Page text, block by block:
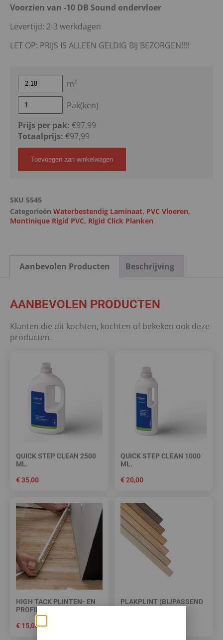
Voorzien van -10 DB Sound ondervloer
Levertijd: 2-3 werkdagen
LET OP: PRIJS IS ALLEEN GELDIG BIJ BEZORGEN!!!!
m²
Pak(ken)
Prijs per pak: €97,99
Totaalprijs: €97,99
Toevoegen aan winkelwagen
SKU 5545
Categorieën Waterbestendig Laminaat, PVC Vloeren,
Montinique Rigid PVC, Rigid Click Planken
Aanbevolen Producten Beschrijving
AANBEVOLEN PRODUCTEN
Klanten die dit kochten, kochten of bekeken ook deze
producten.
QUICK STEP CLEAN 2500
ML.
€35,00
QUICK STEP CLEAN 1000
ML.
€20,00
HIGH TACK PLINTEN- EN
PROFIELENKIT
€ 15,00
PLAKPLINT (BIJPASSEND